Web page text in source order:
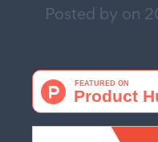
Posted by on